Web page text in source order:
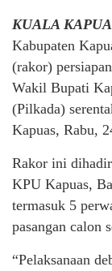
KUALA
Kabupaten
(rakor)
Wakil Bupati
(Pilkada)
Kapuas, Rabu,
Rakor ini
KPU Kapuas,
termasuk 5
pasangan calon
“Pelaksanaan